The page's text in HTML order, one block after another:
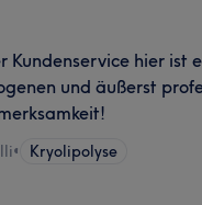
Kundenservice hier ist
und äußerst
• Kryolipolyse